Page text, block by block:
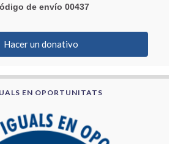
de envío 00437
Hacer un donativo
EN OPORTUNITATS